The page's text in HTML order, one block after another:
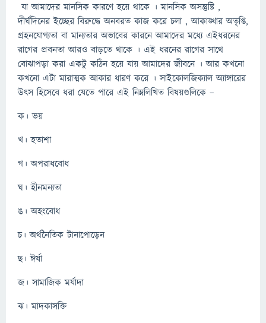
যা আমাদের মানসিক কারণে হয়ে থাকে । মানসিক অসন্তুষ্টি ,
দীর্ঘদিনের ইচ্ছের বিরুদ্ধে অনবরত কাজ করে চলা , আকাঙ্খার অতৃপ্তি,
গ্রহনযোগ্যতা বা মান্যতার অভাবের কারনে আমাদের মধ্যে এইধরনের
রাগের প্রবনতা আরও বাড়তে থাকে । এই ধরনের রাগের সাথে
বোঝাপড়া করা একটু কঠিন হয়ে যায় আমাদের জীবনে । আর কখনো
কখনো এটা মারাত্মক আকার ধারণ করে । সাইকোলজিক্যাল অ্যাঙ্গারের
উৎস হিসেবে ধরা যেতে পারে এই নিম্নলিখিত বিষয়গুলিকে –
ক। ভয়
খ। হতাশা
গ। অপরাধবোধ
ঘ। হীনমন্যতা
ঙ। অহংবোধ
চ। অর্থনৈতিক টানাপোড়েন
ছ। ঈর্ষা
জ। সামাজিক মর্যাদা
ঝ। মাদকাসক্তি